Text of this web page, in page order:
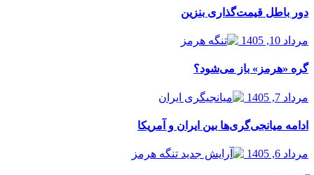
دور باطل قیمت‌گذاری بنزین
مرداد 10, 1405
گره «هرمز» باز می‌شود؟
مرداد 7, 1405
ادامه میانجی‌گری‌ها بین ایران و آمریکا
مرداد 6, 1405